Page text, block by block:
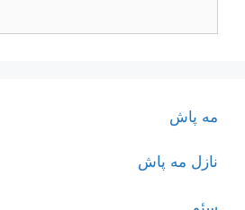
مه پاش
نازل مه پاش